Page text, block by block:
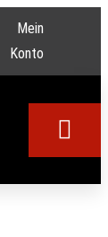
Mein
Konto